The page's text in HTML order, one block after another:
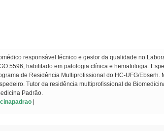
responsável técnico e gestor da qualidade no
5596, habilitado em patologia clínica e hematologia.
de Residência Multiprofissional do HC-UFG/Ebserh.
Tutor da residência multiprofissional de
Padrão.